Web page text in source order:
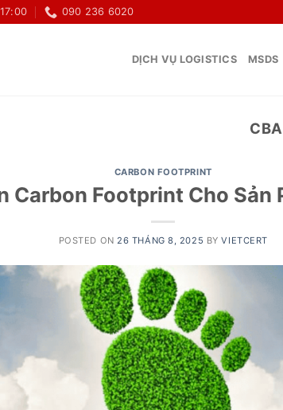
090 236 6020
DỊCH VỤ LOGISTICS MSDS
CARBON FOOTPRINT
Carbon Footprint Cho Sản
POSTED ON 26 THÁNG 8, 2025 BYVIETCERT